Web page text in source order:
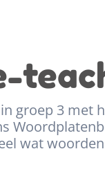
groep 3 met
wat